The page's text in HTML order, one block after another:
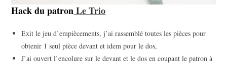
Hack du patronLe Trio
Exit le jeu d’empiècements, j’ai rassemblé toutes les pièces pour
obtenir 1 seul pièce devant et idem pour le dos,
J’ai ouvert l’encolure sur le devant et le dos en coupant le patron à